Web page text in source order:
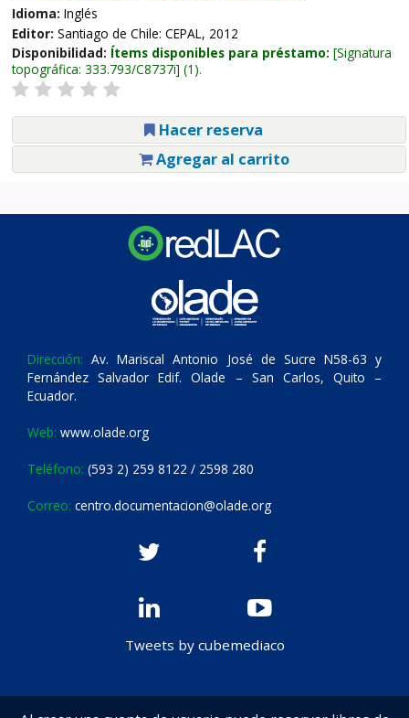
Idioma: Inglés
Editor: Santiago de Chile: CEPAL, 2012
Disponibilidad: Ítems disponibles para préstamo: Signatura
topográfica: 333.793/C8737i (1).
Hacer reserva
Agregar al carrito
Dirección: Av. Mariscal Antonio José de Sucre N58-63 y
Fernández Salvador Edif. Olade – San Carlos, Quito –
Ecuador.
Web: www.olade.org
Teléfono: (593 2) 259 8122 / 2598 280
Correo: centro.documentacion@olade.org
Tweets by cubemediaco